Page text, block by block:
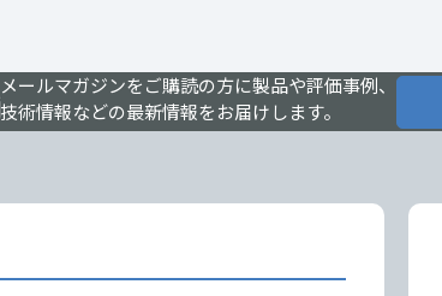
メールマガジンをご購読の方に製品や評価事例、
技術情報などの最新情報をお届けします。